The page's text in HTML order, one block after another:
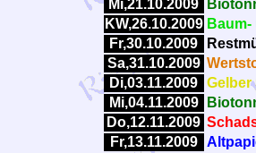
Mi,21.10.2009
KW,26.10.2009
Fr,30.10.2009
Sa,31.10.2009
Di,03.11.2009 Gelber
Mi,04.11.2009
Do,12.11.2009
Fr,13.11.2009